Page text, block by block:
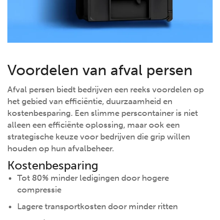
Voordelen van afval persen
Afval persen biedt bedrijven een reeks voordelen op
het gebied van efficiëntie, duurzaamheid en
kostenbesparing. Een slimme perscontainer is niet
alleen een efficiënte oplossing, maar ook een
strategische keuze voor bedrijven die grip willen
houden op hun afvalbeheer.
Kostenbesparing
Tot 80% minder ledigingen door hogere
compressie
Lagere transportkosten door minder ritten